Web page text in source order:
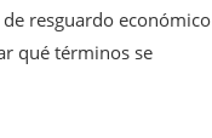
resguardo económico
qué términos se